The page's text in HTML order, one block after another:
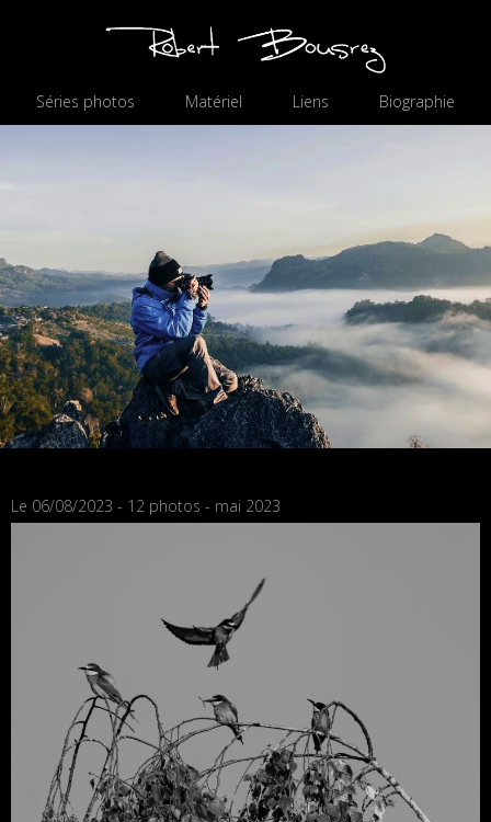
Séries photos Matériel Liens Biographie
Le 06/08/2023 - 12 photos - mai 2023